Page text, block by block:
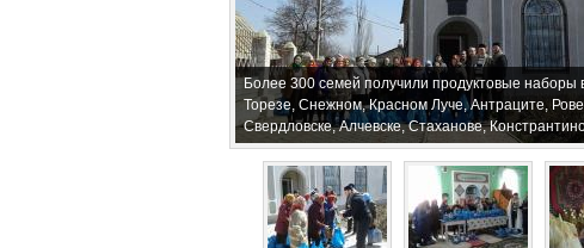
Более 300 семей получили продуктовые наборы
Торезе, Снежном, Красном Луче, Антраците,
Свердловске, Алчевске, Стаханове,